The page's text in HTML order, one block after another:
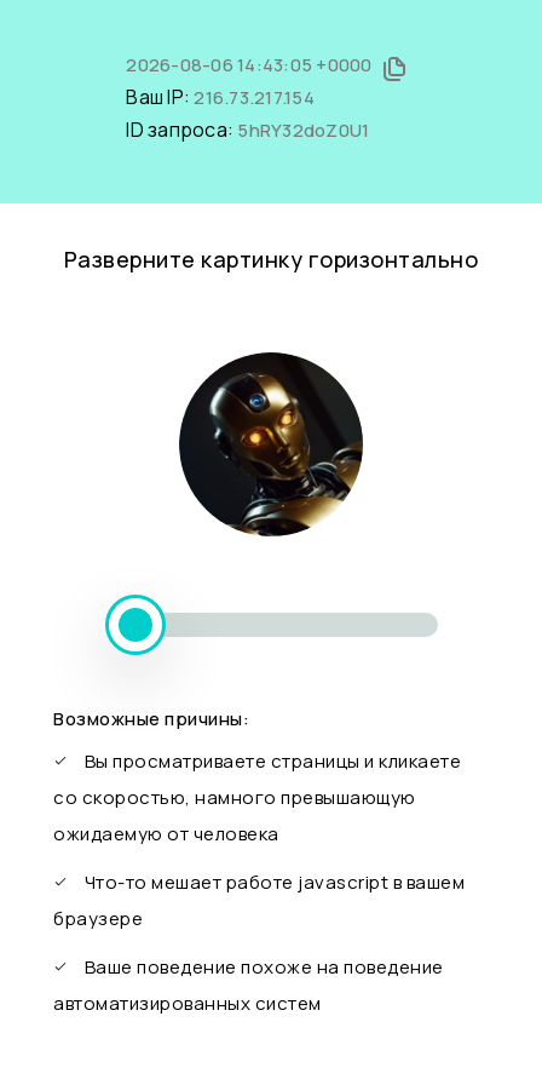
2026-08-06 14:43:05 +0000
Ваш IP:216.73.217.154
ID запроса: 5hRY32doZ0U1
Разверните картинку горизонтально
Возможные причины:
Вы просматриваете страницы и кликаете
со скоростью, намного превышающую
ожидаемую от человека
Что-то мешает работе javascript в вашем
браузере
Ваше поведение похоже на поведение
автоматизированных систем